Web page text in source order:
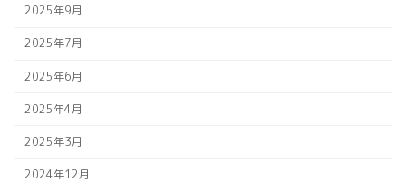
2025年9月
2025年7月
2025年6月
2025年4月
2025年3月
2024年12月